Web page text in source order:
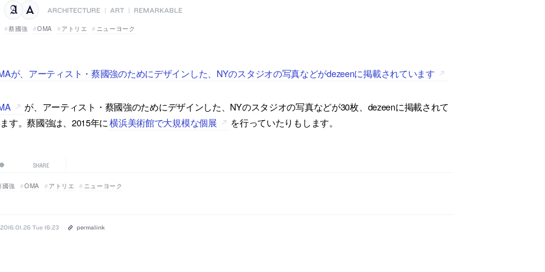
ARCHITECTURE | ART | REMARKABLE
蔡國強 OMA アトリエ ニューヨーク
が、アーティスト・蔡國強のためにデザインした、NYのスタジオの写真などがdezeenに掲載されています
が、アーティスト・蔡國強のためにデザインした、NYのスタジオの写真などが30枚、dezeenに掲載されて
す。蔡國強は、2015年に横浜美術館で大規模な個展 を行っていたりもします。
SHARE
國強 OMA アトリエ ニューヨーク
2016.01.26 Tue 16:23 permalink